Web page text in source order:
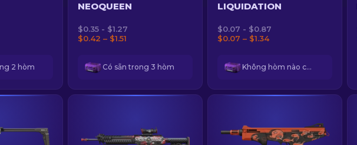
2 hòm
NEOQUEEN
$0.35 - $1.27
$0.42 – $1.51
Có sẵn trong 3 hòm
LIQUIDATION
$0.07 - $0.87
$0.07 – $1.34
Không hòm nào có sẵn